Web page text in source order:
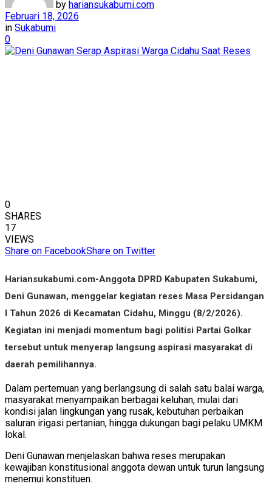
by hariansukabumi.com
Februari 18, 2026
in Sukabumi
0
0
SHARES
17
VIEWS
Share on FacebookShare on Twitter
Hariansukabumi.com-Anggota DPRD Kabupaten Sukabumi,
Deni Gunawan, menggelar kegiatan reses Masa Persidangan
I Tahun 2026 di Kecamatan Cidahu, Minggu (8/2/2026).
Kegiatan ini menjadi momentum bagi politisi Partai Golkar
tersebut untuk menyerap langsung aspirasi masyarakat di
daerah pemilihannya.
Dalam pertemuan yang berlangsung di salah satu balai warga,
masyarakat menyampaikan berbagai keluhan, mulai dari
kondisi jalan lingkungan yang rusak, kebutuhan perbaikan
saluran irigasi pertanian, hingga dukungan bagi pelaku UMKM
lokal.
Deni Gunawan menjelaskan bahwa reses merupakan
kewajiban konstitusional anggota dewan untuk turun langsung
menemui konstituen.